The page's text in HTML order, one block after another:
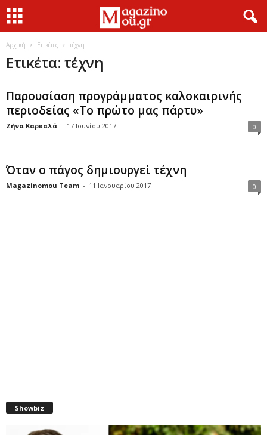
Αρχική Ετικέτες τέχνη
Ετικέτα: τέχνη
Παρουσίαση προγράμματος καλοκαιρινής
περιοδείας «Το πρώτο μας πάρτυ»
Ζήνα Καρκαλά - 17 Ιουνίου 2017 0
Όταν ο πάγος δημιουργεί τέχνη
Magazinomou Team - 11 Ιανουαρίου 2017 0
Showbiz